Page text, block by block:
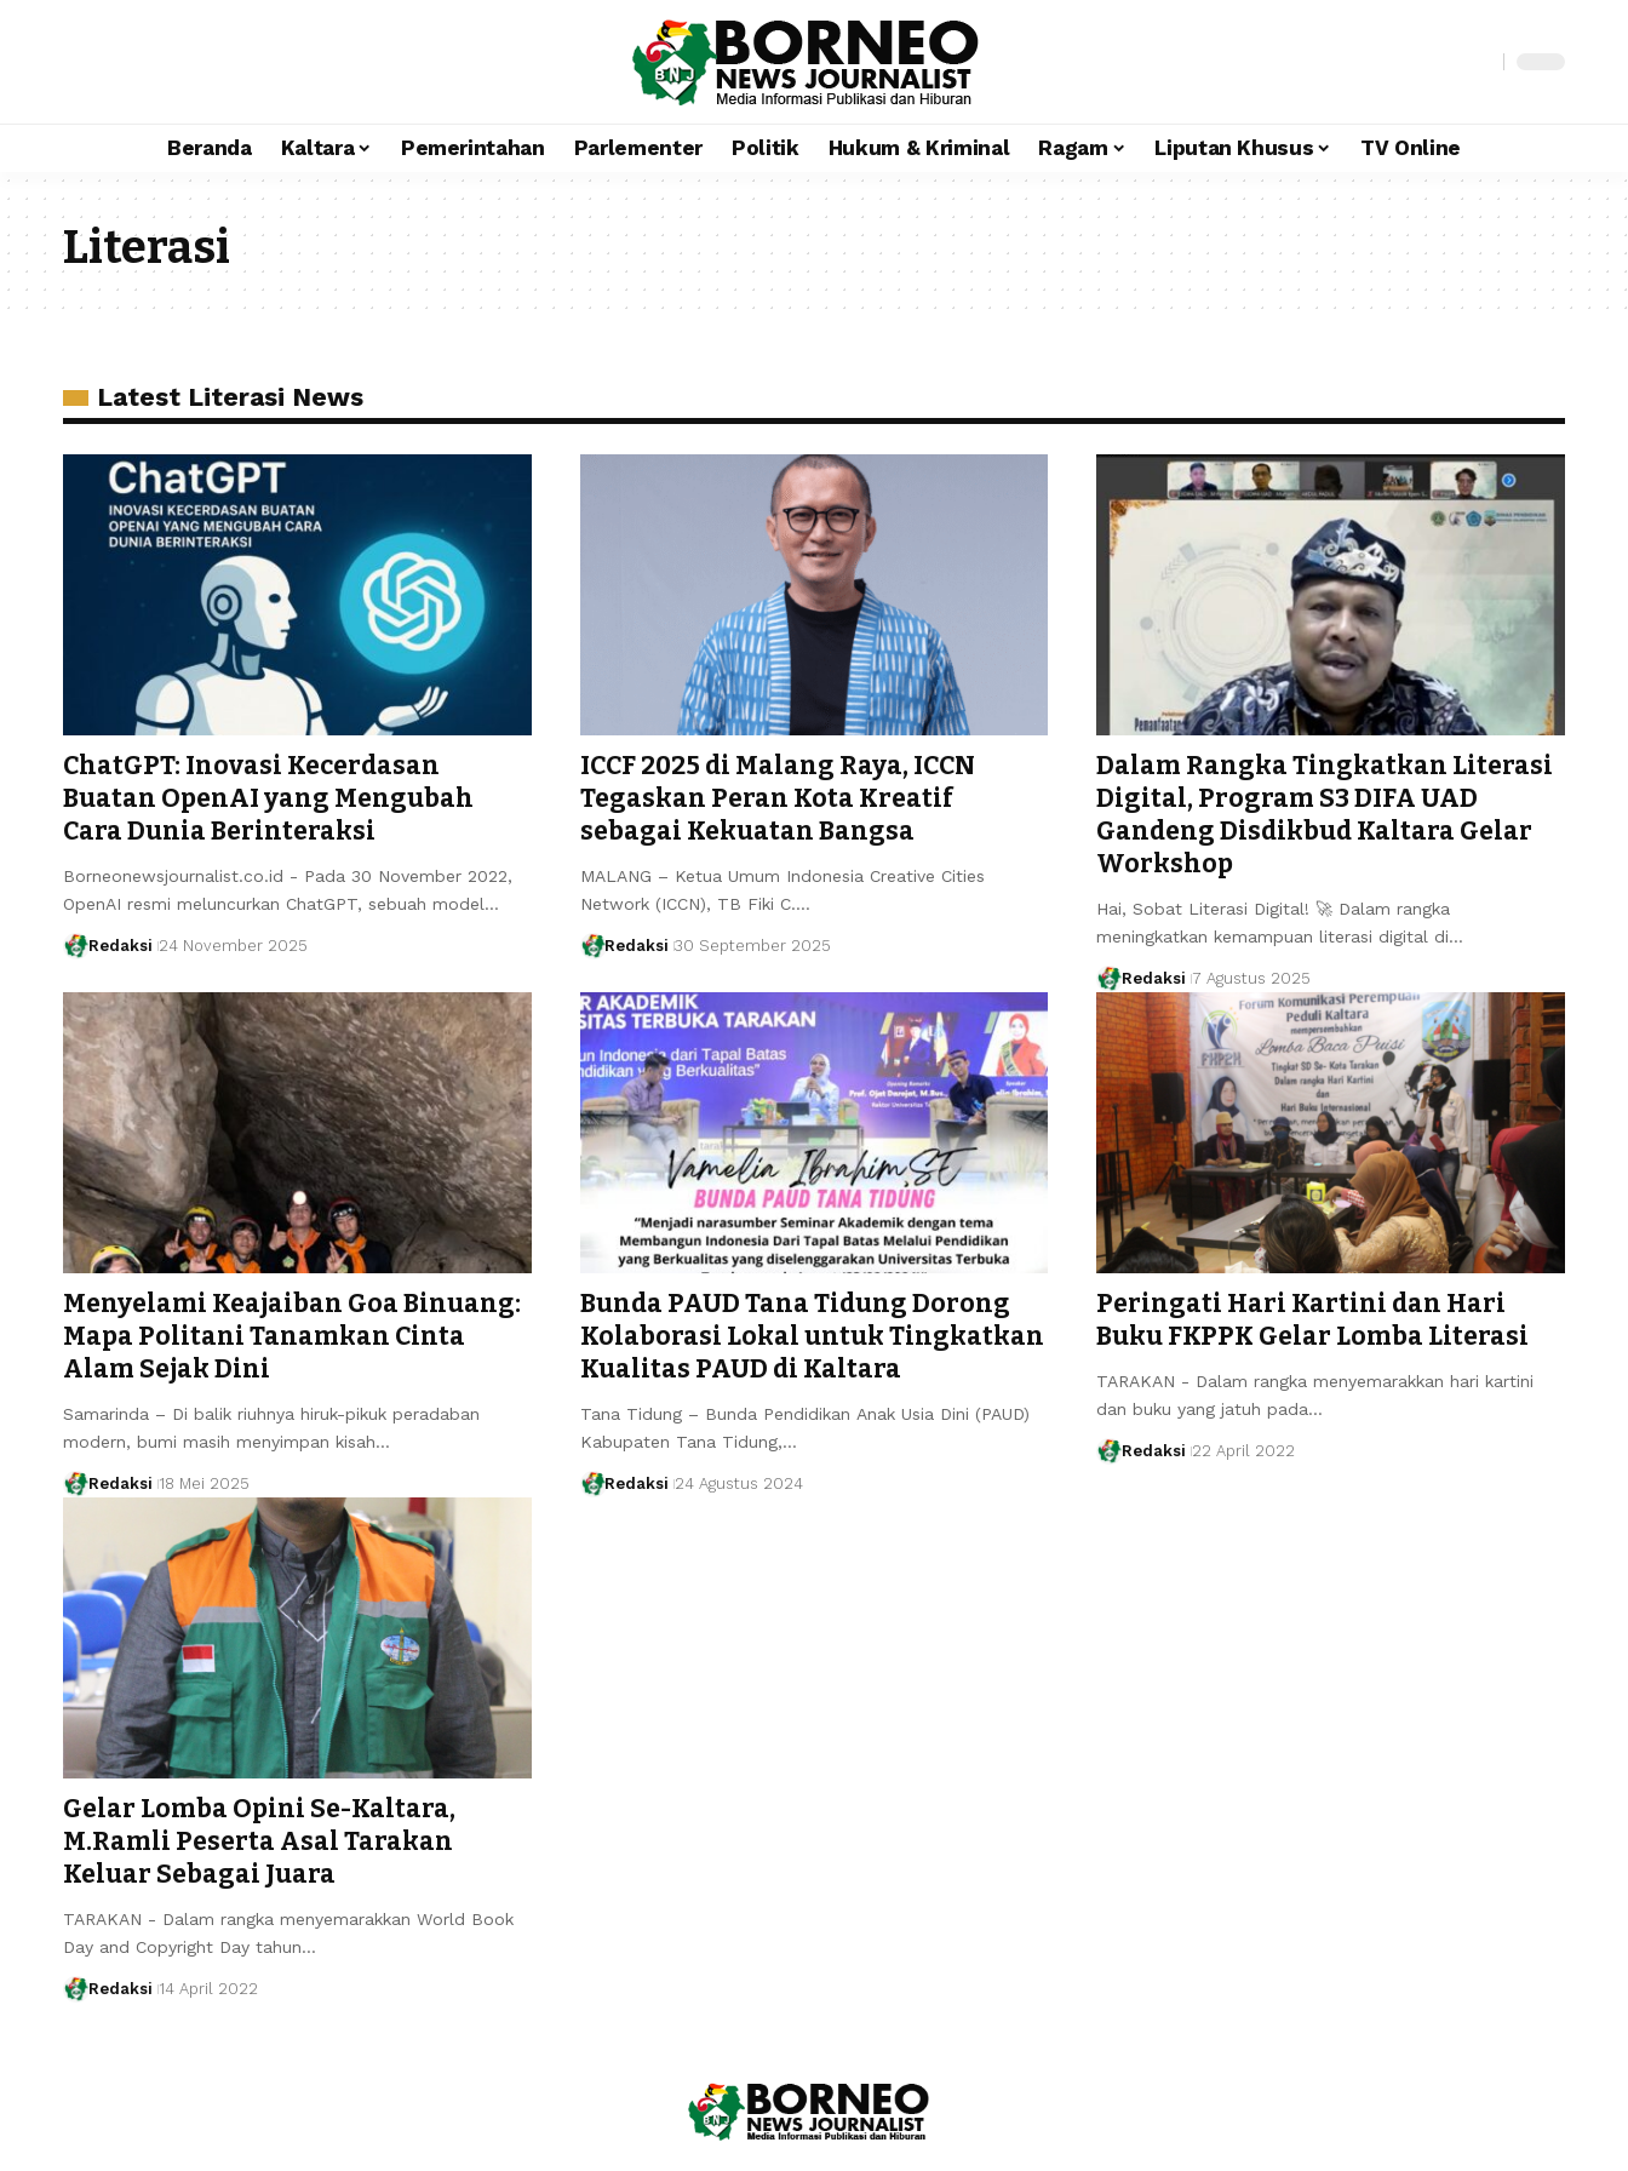
Beranda Kaltara Pemerintahan Parlementer Politik Hukum & Kriminal Ragam Liputan Khusus TV Online
Literasi
Latest Literasi News
ChatGPT: Inovasi Kecerdasan
Buatan OpenAI yang Mengubah
Cara Dunia Berinteraksi
Borneonewsjournalist.co.id - Pada 30 November 2022,
OpenAI resmi meluncurkan ChatGPT, sebuah model…
Redaksi 24 November 2025
ICCF 2025 di Malang Raya, ICCN
Tegaskan Peran Kota Kreatif
sebagai Kekuatan Bangsa
MALANG – Ketua Umum Indonesia Creative Cities
Network (ICCN), TB Fiki C.…
Redaksi 30 September 2025
Dalam Rangka Tingkatkan Literasi
Digital, Program S3 DIFA UAD
Gandeng Disdikbud Kaltara Gelar
Workshop
Hai, Sobat Literasi Digital! 🚀 Dalam rangka
meningkatkan kemampuan literasi digital di…
Redaksi 7 Agustus 2025
Menyelami Keajaiban Goa Binuang:
Mapa Politani Tanamkan Cinta
Alam Sejak Dini
Samarinda – Di balik riuhnya hiruk-pikuk peradaban
modern, bumi masih menyimpan kisah…
Redaksi 18 Mei 2025
Bunda PAUD Tana Tidung Dorong
Kolaborasi Lokal untuk Tingkatkan
Kualitas PAUD di Kaltara
Tana Tidung – Bunda Pendidikan Anak Usia Dini (PAUD)
Kabupaten Tana Tidung,…
Redaksi 24 Agustus 2024
Peringati Hari Kartini dan Hari
Buku FKPPK Gelar Lomba Literasi
TARAKAN - Dalam rangka menyemarakkan hari kartini
dan buku yang jatuh pada…
Redaksi 22 April 2022
Gelar Lomba Opini Se-Kaltara,
M.Ramli Peserta Asal Tarakan
Keluar Sebagai Juara
TARAKAN - Dalam rangka menyemarakkan World Book
Day and Copyright Day tahun…
Redaksi 14 April 2022